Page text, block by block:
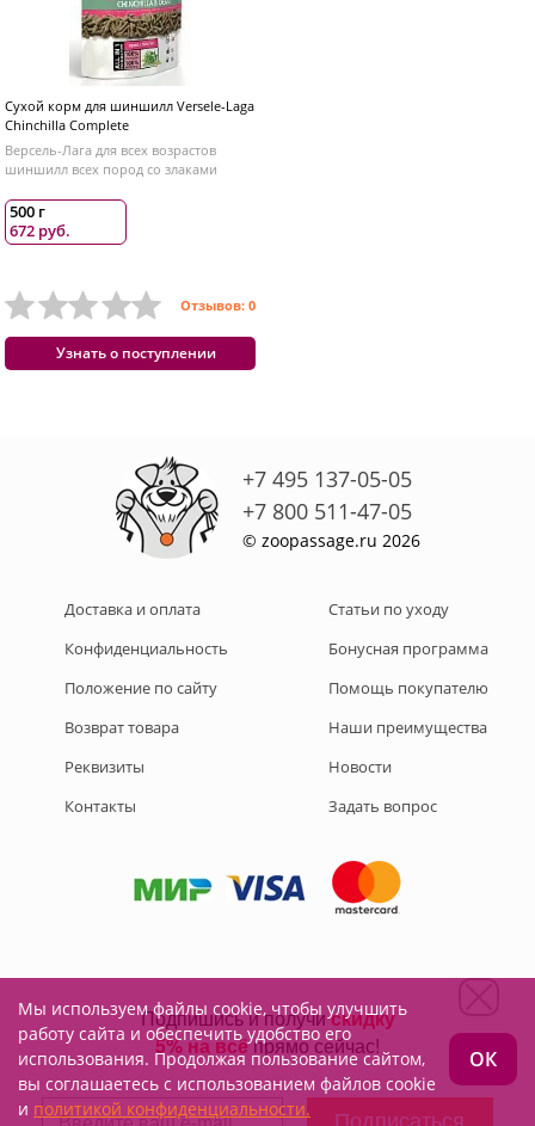
Сухой корм для шиншилл Versele-Laga
Chinchilla Complete
Версель-Лага для всех возрастов
шиншилл всех пород со злаками
500 г
672 руб.
Отзывов: 0
Узнать о поступлении
+7 495 137-05-05
+7 800 511-47-05
© zoopassage.ru 2026
Доставка и оплата
Конфиденциальность
Положение по сайту
Возврат товара
Реквизиты
Контакты
Статьи по уходу
Бонусная программа
Помощь покупателю
Наши преимущества
Новости
Задать вопрос
Подписывайтесь на нас:
Мы используем файлы cookie, чтобы улучшить
работу сайта и обеспечить удобство его
использования. Продолжая пользование сайтом,
вы соглашаетесь с использованием файлов cookie
и политикой конфиденциальности.
ОК